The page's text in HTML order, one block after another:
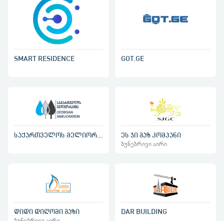
SMART RESIDENCE GOT.GE
ეს ჯი გაზ კომპანი
ბუნებრივი აირი
დიდი დიღომი გაზი DAR BUILDING